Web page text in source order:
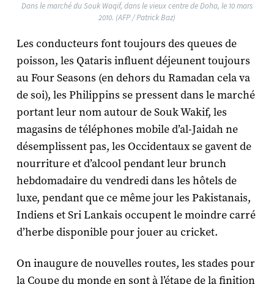
Dans le marché du Souk Waqif, dans le vieux centre de Doha, le 10 mars
2010. (AFP / Patrick Baz)
Les conducteurs font toujours des queues de
poisson, les Qataris influent déjeunent toujours
au Four Seasons (en dehors du Ramadan cela va
de soi), les Philippins se pressent dans le marché
portant leur nom autour de Souk Wakif, les
magasins de téléphones mobile d’al-Jaidah ne
désemplissent pas, les Occidentaux se gavent de
nourriture et d’alcool pendant leur brunch
hebdomadaire du vendredi dans les hôtels de
luxe, pendant que ce même jour les Pakistanais,
Indiens et Sri Lankais occupent le moindre carré
d’herbe disponible pour jouer au cricket.
On inaugure de nouvelles routes, les stades pour
la Coupe du monde en sont à l’étape de la finition